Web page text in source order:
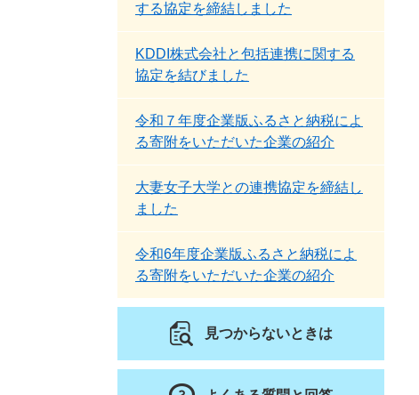
する協定を締結しました
KDDI株式会社と包括連携に関する
協定を結びました
令和７年度企業版ふるさと納税によ
る寄附をいただいた企業の紹介
大妻女子大学との連携協定を締結し
ました
令和6年度企業版ふるさと納税によ
る寄附をいただいた企業の紹介
見つからないときは